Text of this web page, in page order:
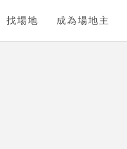
找場地 成為場地主